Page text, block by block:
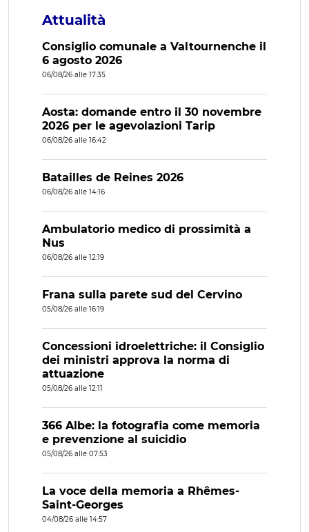
Attualità
Consiglio comunale a Valtournenche il
6 agosto 2026
06/08/26 alle 17:35
Aosta: domande entro il 30 novembre
2026 per le agevolazioni Tarip
06/08/26 alle 16:42
Batailles de Reines 2026
06/08/26 alle 14:16
Ambulatorio medico di prossimità a
Nus
06/08/26 alle 12:19
Frana sulla parete sud del Cervino
05/08/26 alle 16:19
Concessioni idroelettriche: il Consiglio
dei ministri approva la norma di
attuazione
05/08/26 alle 12:11
366 Albe: la fotografia come memoria
e prevenzione al suicidio
05/08/26 alle 07:53
La voce della memoria a Rhêmes-
Saint-Georges
04/08/26 alle 14:57